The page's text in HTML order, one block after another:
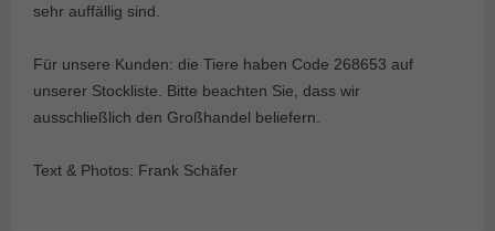
sehr auffällig sind.
Für unsere Kunden: die Tiere haben Code 268653 auf
unserer Stockliste. Bitte beachten Sie, dass wir
ausschließlich den Großhandel beliefern.
Text & Photos: Frank Schäfer